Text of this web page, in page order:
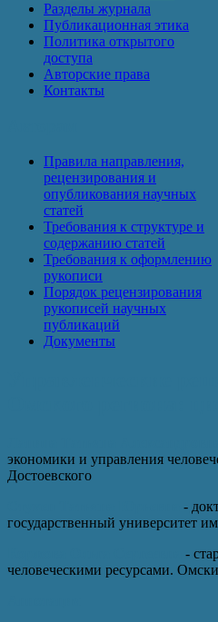
Разделы журнала
Публикационная этика
Политика открытого
доступа
Авторские права
Контакты
Правила направления,
рецензирования и
опубликования научных
статей
Требования к структуре и
содержанию статей
Требования к оформлению
рукописи
Порядок рецензирования
рукописей научных
публикаций
Документы
экономики и управления
Достоевского
-
государственный университет
-
человеческими ресурсами.